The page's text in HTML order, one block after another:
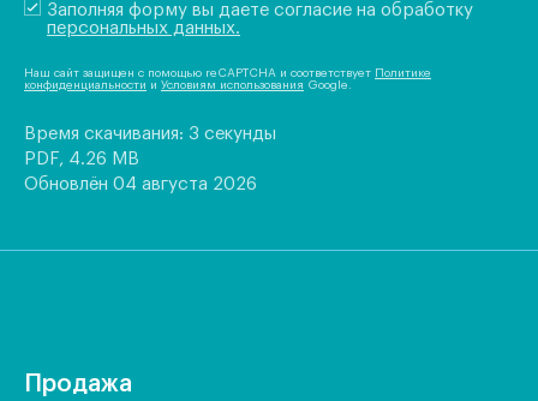
Заполняя форму вы даете согласие на обработку
персональных данных.
Наш сайт защищен с помощью reCAPTCHA и соответствует Политике
конфиденциальности и Условиям использования Google.
Время скачивания: 3 секунды
PDF, 4.26 MB
Обновлён 04 августа 2026
Продажа